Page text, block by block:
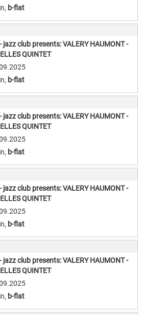
, b-flat
jazz club presents: VALERY HAUMONT -
QUINTET
, b-flat
jazz club presents: VALERY HAUMONT -
QUINTET
, b-flat
jazz club presents: VALERY HAUMONT -
QUINTET
, b-flat
jazz club presents: VALERY HAUMONT -
QUINTET
, b-flat